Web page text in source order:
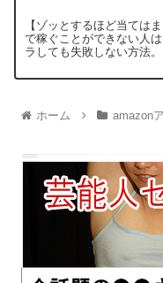
【ゾッとするほど当ては
で稼ぐことができない人
ラしても失敗しない方法。
ホーム amazon